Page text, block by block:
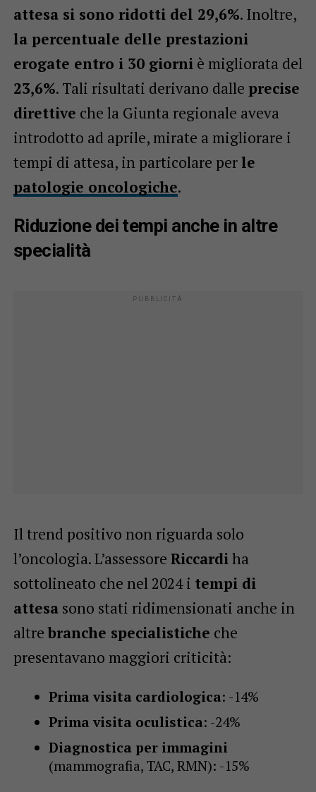
attesa si sono ridotti del 29,6%. Inoltre,
la percentuale delle prestazioni
erogate entro i 30 giorniè migliorata del
23,6%. Tali risultati derivano dalle precise
direttive che la Giunta regionale aveva
introdotto ad aprile, mirate a migliorare i
tempi di attesa, in particolare per le
patologie oncologiche.
Riduzione dei tempi anche in altre
specialità
Il trend positivo non riguarda solo
l’oncologia. L’assessore Riccardiha
sottolineato che nel 2024 i tempi di
attesasono stati ridimensionati anche in
altrebranche specialistiche che
presentavano maggiori criticità:
Prima visita cardiologica: -14%
Prima visita oculistica: -24%
Diagnostica per immagini
(mammografia, TAC, RMN): -15%